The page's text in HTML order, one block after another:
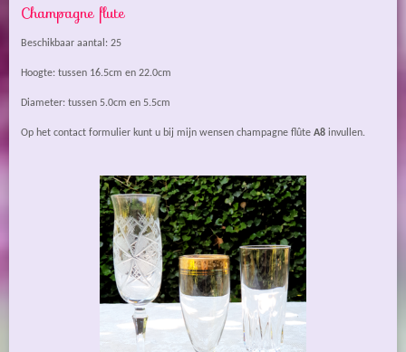
Champagne flute
Beschikbaar aantal: 25
Hoogte: tussen 16.5cm en 22.0cm
Diameter: tussen 5.0cm en 5.5cm
Op het contact formulier kunt u bij mijn wensen champagne flûte A8 invullen.